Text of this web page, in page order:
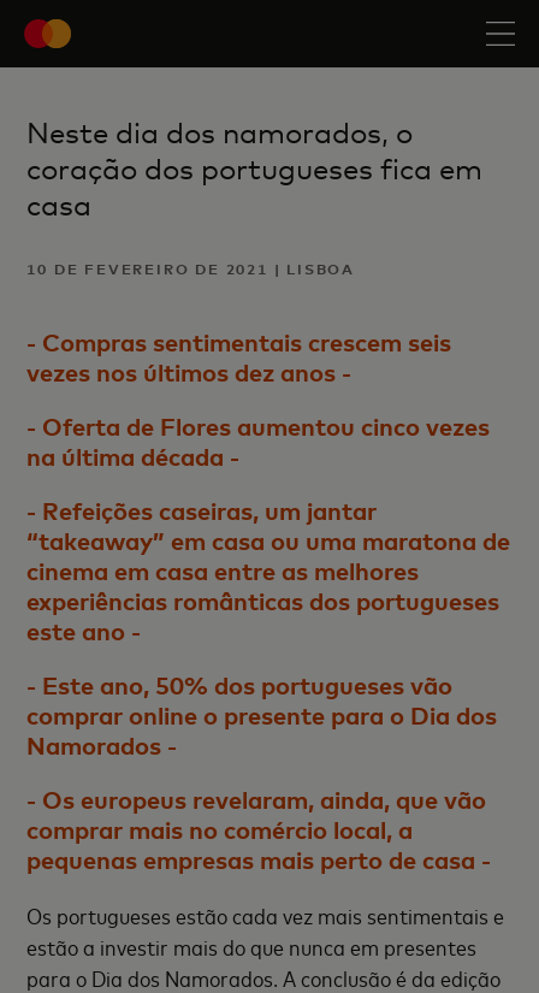
Neste dia dos namorados, o
coração dos portugueses fica em
casa
10 DE FEVEREIRO DE 2021 | LISBOA
- Compras sentimentais crescem seis
vezes nos últimos dez anos -
- Oferta de Flores aumentou cinco vezes
na última década -
- Refeições caseiras, um jantar
“takeaway” em casa ou uma maratona de
cinema em casa entre as melhores
experiências românticas dos portugueses
este ano -
- Este ano, 50% dos portugueses vão
comprar online o presente para o Dia dos
Namorados -
- Os europeus revelaram, ainda, que vão
comprar mais no comércio local, a
pequenas empresas mais perto de casa -
Os portugueses estão cada vez mais sentimentais e
estão a investir mais do que nunca em presentes
para o Dia dos Namorados. A conclusão é da edição